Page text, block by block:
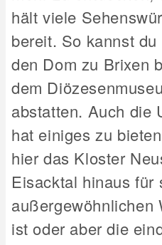
hält viele
bereit. So kannst
den Dom zu Brixen
dem
abstatten. Auch die
hat einiges zu
hier das Kloster
Eisacktal hinaus für
außergewöhnlichen
ist oder aber die